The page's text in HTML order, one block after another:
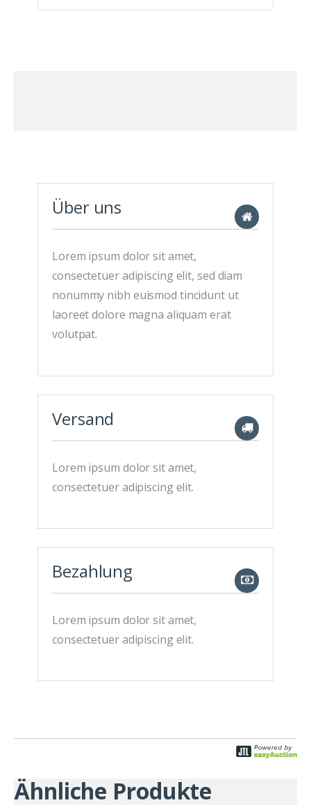
Über uns
Lorem ipsum dolor sit amet,
consectetuer adipiscing elit, sed diam
nonummy nibh euismod tincidunt ut
laoreet dolore magna aliquam erat
volutpat.
Versand
Lorem ipsum dolor sit amet,
consectetuer adipiscing elit.
Bezahlung
Lorem ipsum dolor sit amet,
consectetuer adipiscing elit.
Ähnliche Produkte